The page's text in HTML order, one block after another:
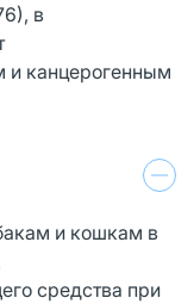
в
и канцерогенным
и кошкам в
средства при